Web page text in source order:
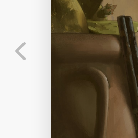
实时弹幕
弹幕会在下方
正在加载弹幕...